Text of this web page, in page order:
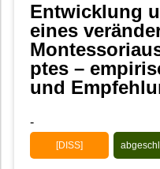
Entwicklung
eines
ptes –
und
-
[DISS]